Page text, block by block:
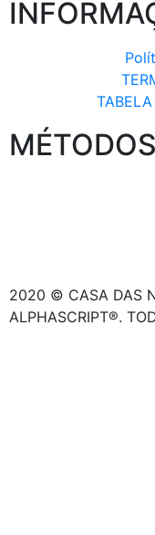
2020 © CASA DAS
ALPHASCRIPT®.